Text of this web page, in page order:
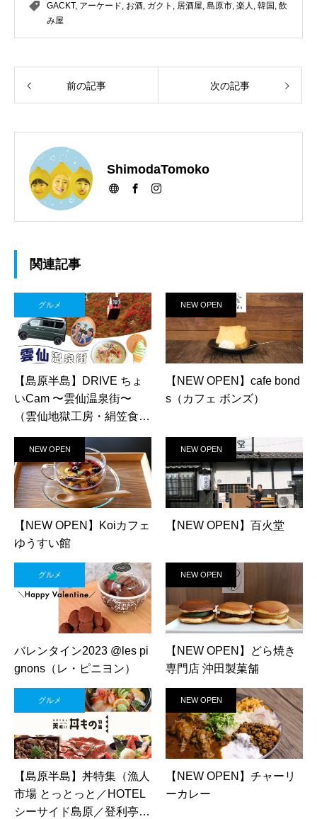
GACKT, アーケード, お酒, ガクト , 居酒屋, 島原市, 楽人 , 韓国 , 飲
み屋
前の記事 次の記事
ShimodaTomoko
関連記事
グルメ
【島原半島】DRIVE ちょ
いCam 〜雲仙温泉街〜
（雲仙地獄工房・絹笠食
NEW OPEN
【NEW OPEN】cafe bond
s（カフェ ボンズ）
NEW OPEN
【NEW OPEN】Koiカフェ
ゆうすい館
NEW OPEN
【NEW OPEN】百火堂
グルメ
バレンタイン2023 @les pi
gnons（レ・ピニヨン）
NEW OPEN
【NEW OPEN】どら焼き
専門店 沖田製菓舗
グルメ
【島原半島】丼特集（漁人
市場 とっとっと／HOTEL
シーサイド島原／登利亭／
NEW OPEN
【NEW OPEN】チャーリ
ーカレー